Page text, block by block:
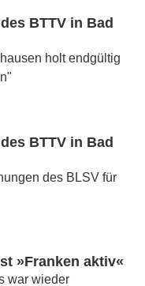
BTTV in Bad
holt endgültig
BTTV in Bad
des BLSV für
»Franken aktiv«
war wieder